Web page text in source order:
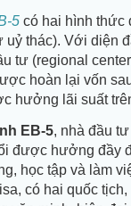
5 có hai hình thức
uỷ thác). Với diện
tư (regional
hoàn lại vốn
hưởng lãi suất
EB-5, nhà đầu
được hưởng đầy
học tập và làm
có hai quốc